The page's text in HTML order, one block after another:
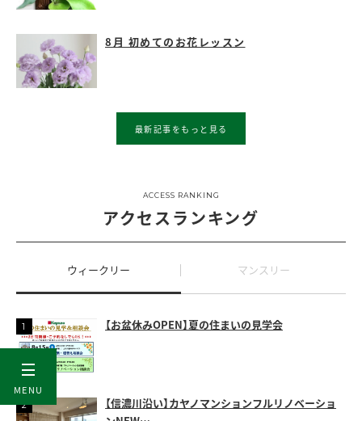
MENU
8月 初めてのお花レッスン
最新記事をもっと見る
ACCESS RANKING
アクセスランキング
ウィークリー マンスリー
【お盆休みOPEN】夏の住まいの見学会
【信濃川沿い】カヤノマンションフルリノベーショ